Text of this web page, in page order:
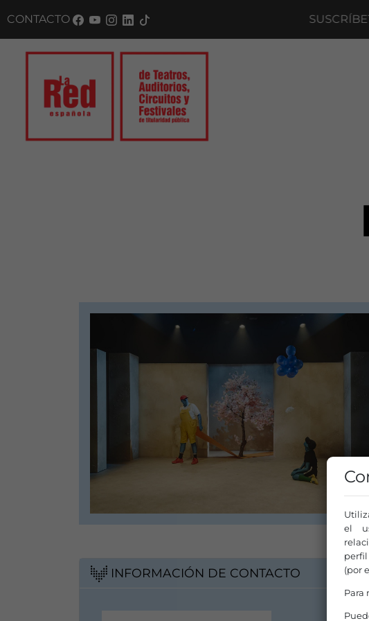
CONTACTO SUSCRÍBETE
INFORMACIÓN DE CONTACTO
el
(por
Para